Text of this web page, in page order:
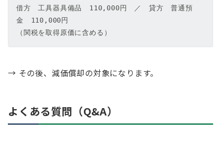
借方　工具器具備品　110,000円　／　貸方　普通預
金　110,000円
（関税を取得原価に含める）
→ その後、減価償却の対象になります。
よくある質問（Q&A）